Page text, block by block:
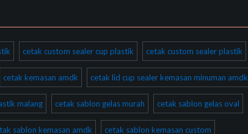
cetak custom sealer cup plastik cetak custom sealer plastik
cetak kemasan amdk cetak lid cup sealer kemasan minuman amdk
malang cetak sablon gelas murah cetak sablon gelas oval
sablon kemasan amdk cetak sablon kemasan custom